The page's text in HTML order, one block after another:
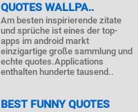
QUOTES WALLPA..
Am besten inspirierende zitate
und sprüche ist eines der top-
apps im android markt
einzigartige große sammlung und
echte quotes.Applications
enthalten hunderte tausend..
BEST FUNNY QUOTES